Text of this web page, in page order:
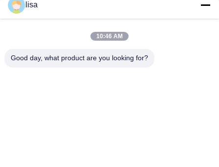
OLEDディスプレイ搭載データ保存型プロフェッショナル家畜
RFIDタグリーダー PT290
128 * 32 OLEDスクリーンが付いている携帯用RFIDの棒の読者の
lisa
10:46 AM
Good day, what product are you looking for?